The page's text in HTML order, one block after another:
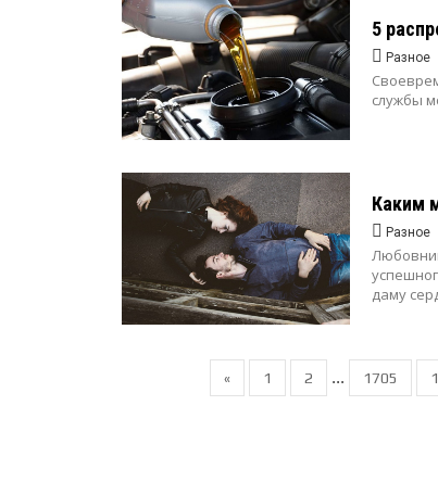
5
Разное
службы
Каким
Разное
даму
« 1 2 ... 1705